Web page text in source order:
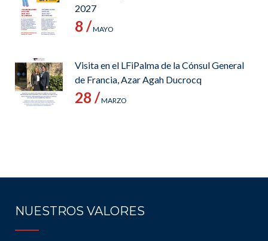
2027
8 /MAYO
Visita en el LFiPalma de la Cónsul General
de Francia, Azar Agah Ducrocq
28 /MARZO
NUESTROS VALORES